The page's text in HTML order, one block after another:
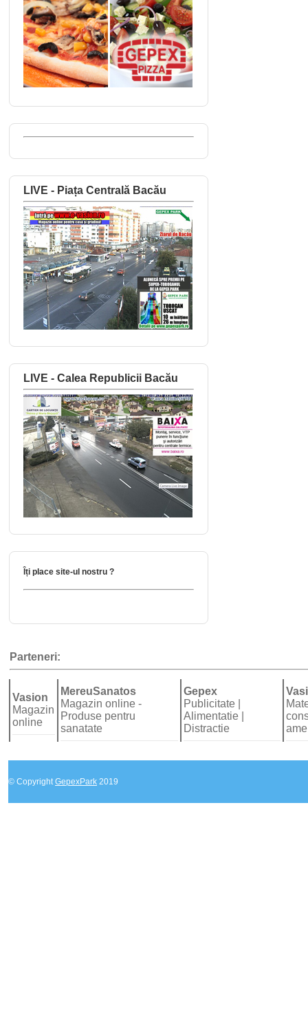
LIVE - Piața Centrală Bacău
LIVE - Calea Republicii Bacău
Îți place site-ul nostru ?
Parteneri:
Vasion
Magazin
online
MereuSanatos
Magazin online -
Produse pentru
sanatate
Gepex
Publicitate |
Alimentatie |
Distractie
© CopyrightGepexPark 2019